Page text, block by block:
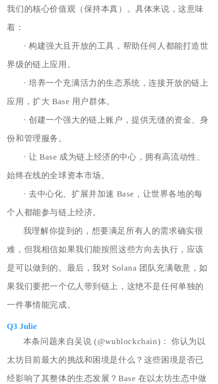
我们的核心价值观（保持本真）。具体来说，这意味
着：
· 构建强大且开放的工具，帮助任何人都能打造世
界级的链上应用。
· 培养一个充满活力的生态系统，连接开放的链上
应用，扩大 Base 用户群体。
· 创建一个强大的链上账户，提供无缝的资金、身
份和管理服务。
· 让 Base 成为链上经济的中心，拥有高流动性、
始终在线的全球资本市场。
· 去中心化、扩展并加速 Base，让世界各地的每
个人都能参与链上经济。
我理解你提到的，想要满足所有人的需求确实很
难，但我相信如果我们能按照这些方向去执行，应该
是可以做到的。最后，我对 Solana 团队充满敬意，如
果我们要把一个亿人带到链上，这绝不是任何单独的
一件事情能完成。
Q3 Julie
本条问题来自吴说 (@wublockchain)： 你认为以
太坊目前最大的挑战和困境是什么？这些困境是否已
经影响了其整体的生态发展？Base 在以太坊生态中做